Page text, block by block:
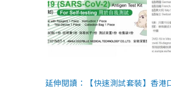
延伸閱讀：【快速測試套裝】香